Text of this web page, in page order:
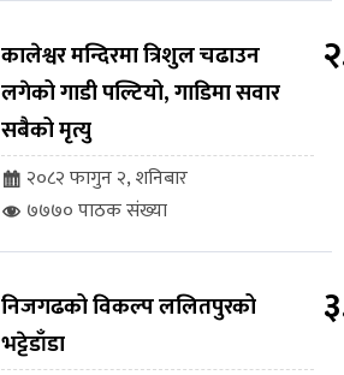
कालेश्वर मन्दिरमा त्रिशुल चढाउन
लगेको गाडी पल्टियो, गाडिमा सवार
सबैको मृत्यु
२०८२ फागुन २, शनिबार
७७७० पाठक संख्या
निजगढको विकल्प ललितपुरको
भट्टेडाँडा